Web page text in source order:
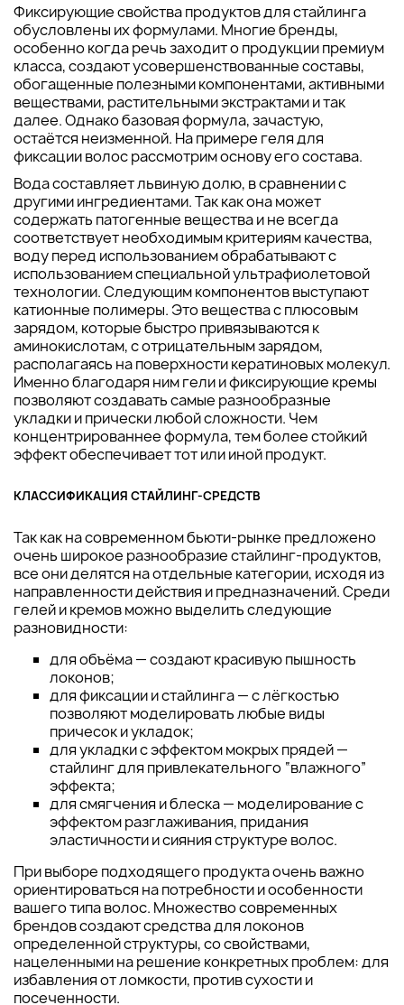
Фиксирующие свойства продуктов для стайлинга
обусловлены их формулами. Многие бренды,
особенно когда речь заходит о продукции премиум
класса, создают усовершенствованные составы,
обогащенные полезными компонентами, активными
веществами, растительными экстрактами и так
далее. Однако базовая формула, зачастую,
остаётся неизменной. На примере геля для
фиксации волос рассмотрим основу его состава.
Вода составляет львиную долю, в сравнении с
другими ингредиентами. Так как она может
содержать патогенные вещества и не всегда
соответствует необходимым критериям качества,
воду перед использованием обрабатывают с
использованием специальной ультрафиолетовой
технологии. Следующим компонентов выступают
катионные полимеры. Это вещества с плюсовым
зарядом, которые быстро привязываются к
аминокислотам, с отрицательным зарядом,
располагаясь на поверхности кератиновых молекул.
Именно благодаря ним гели и фиксирующие кремы
позволяют создавать самые разнообразные
укладки и прически любой сложности. Чем
концентрированнее формула, тем более стойкий
эффект обеспечивает тот или иной продукт.
КЛАССИФИКАЦИЯ СТАЙЛИНГ-СРЕДСТВ
Так как на современном бьюти-рынке предложено
очень широкое разнообразие стайлинг-продуктов,
все они делятся на отдельные категории, исходя из
направленности действия и предназначений. Среди
гелей и кремов можно выделить следующие
разновидности:
для объёма — создают красивую пышность
локонов;
для фиксации и стайлинга — с лёгкостью
позволяют моделировать любые виды
причесок и укладок;
для укладки с эффектом мокрых прядей —
стайлинг для привлекательного “влажного”
эффекта;
для смягчения и блеска — моделирование с
эффектом разглаживания, придания
эластичности и сияния структуре волос.
При выборе подходящего продукта очень важно
ориентироваться на потребности и особенности
вашего типа волос. Множество современных
брендов создают средства для локонов
определенной структуры, со свойствами,
нацеленными на решение конкретных проблем: для
избавления от ломкости, против сухости и
посеченности.